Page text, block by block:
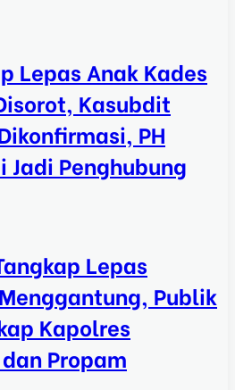
Lepas Anak Kades
Kasubdit
PH
Jadi Penghubung
Lepas
Publik
Kapolres
Propam